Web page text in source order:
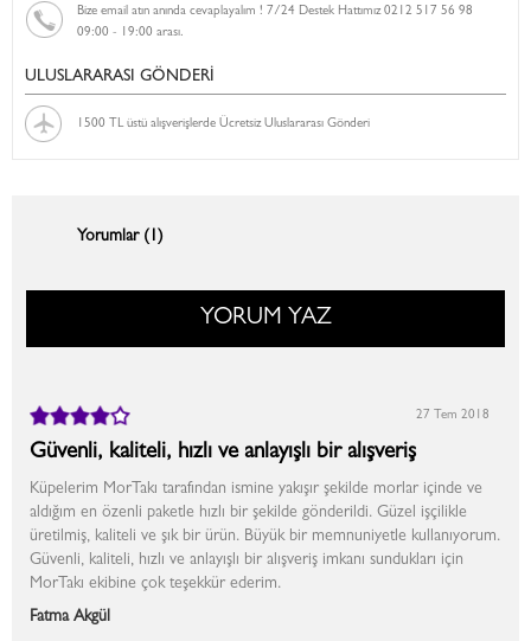
Bize email atın anında cevaplayalım ! 7/24 Destek Hattımız 0212 517 56 98
09:00 - 19:00 arası.
ULUSLARARASI GÖNDERİ
1500 TL üstü alışverişlerde Ücretsiz Uluslararası Gönderi
Yorumlar (1)
YORUM YAZ
Güvenli, kaliteli, hızlı ve anlayışlı bir alışveriş
Küpelerim MorTakı tarafından ismine yakışır şekilde morlar içinde ve
aldığım en özenli paketle hızlı bir şekilde gönderildi. Güzel işçilikle
üretilmiş, kaliteli ve şık bir ürün. Büyük bir memnuniyetle kullanıyorum.
Güvenli, kaliteli, hızlı ve anlayışlı bir alışveriş imkanı sundukları için
MorTakı ekibine çok teşekkür ederim.
Fatma Akgül
27 Tem 2018